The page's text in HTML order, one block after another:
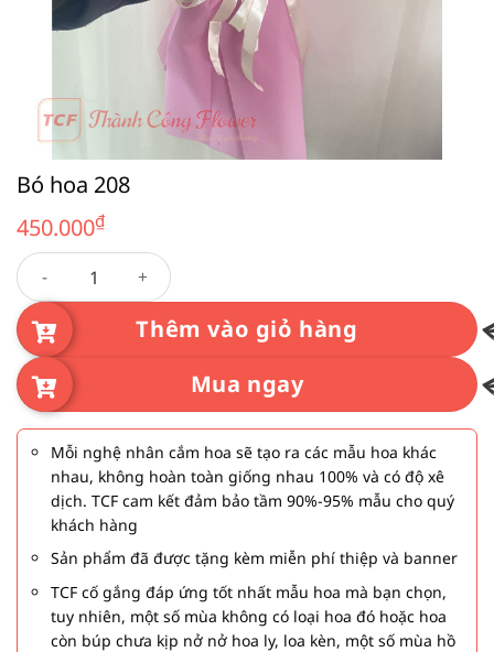
Bó hoa 208
450.000₫
Bó hoa 208 số lượng
Thêm vào giỏ hàng
Mua ngay
Mỗi nghệ nhân cắm hoa sẽ tạo ra các mẫu hoa khác
nhau, không hoàn toàn giống nhau 100% và có độ xê
dịch. TCF cam kết đảm bảo tầm 90%-95% mẫu cho quý
khách hàng
Sản phẩm đã được tặng kèm miễn phí thiệp và banner
TCF cố gắng đáp ứng tốt nhất mẫu hoa mà bạn chọn,
tuy nhiên, một số mùa không có loại hoa đó hoặc hoa
còn búp chưa kịp nở nở hoa ly, loa kèn, một số mùa hồ